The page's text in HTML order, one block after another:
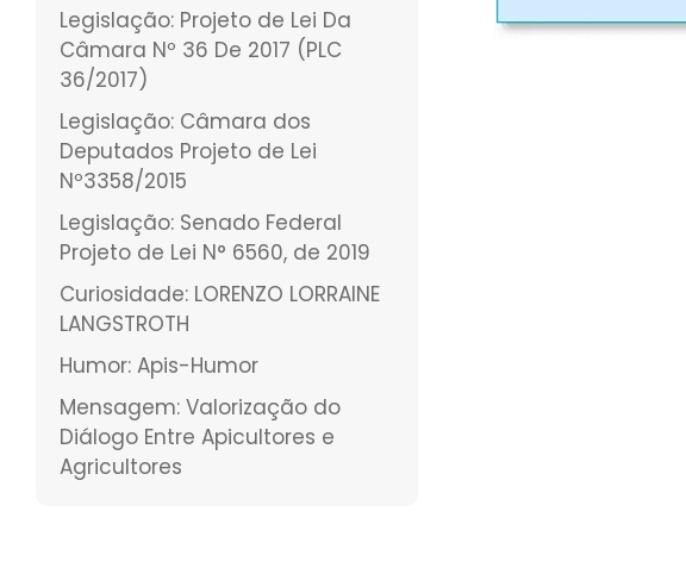
Legislação: Projeto de Lei Da
Câmara Nº 36 De 2017 (PLC
36/2017)
Legislação: Câmara dos
Deputados Projeto de Lei
Nº3358/2015
Legislação: Senado Federal
Projeto de Lei N° 6560, de 2019
Curiosidade: LORENZO LORRAINE
LANGSTROTH
Humor: Apis-Humor
Mensagem: Valorização do
Diálogo Entre Apicultores e
Agricultores